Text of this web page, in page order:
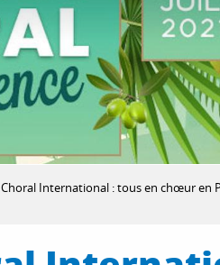
Choral International : tous en chœur en